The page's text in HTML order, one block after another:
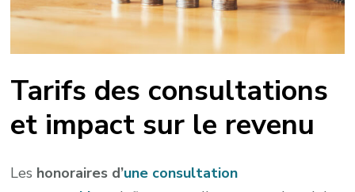
Tarifs des consultations
et impact sur le revenu
Les honoraires d’une consultation